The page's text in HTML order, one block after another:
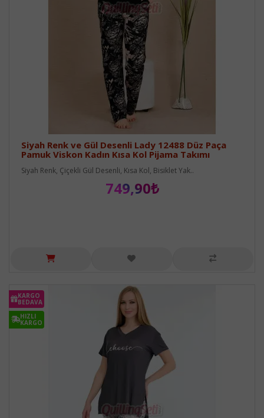
Siyah Renk ve Gül Desenli Lady 12488 Düz Paça
Pamuk Viskon Kadın Kısa Kol Pijama Takımı
Siyah Renk, Çiçekli Gül Desenli, Kısa Kol, Bisiklet Yak..
749,90₺
KARGO
BEDAVA
HIZLI
KARGO